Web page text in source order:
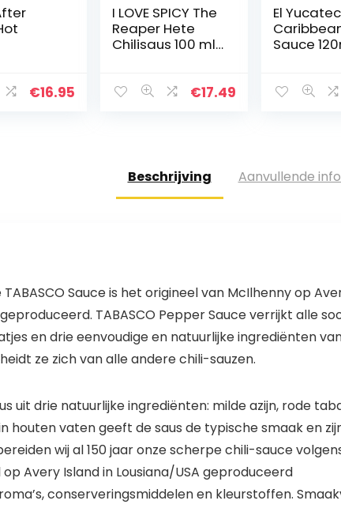
€16.95
I LOVE SPICY The
Reaper Hete
Chilisaus 100 ml,
SHU (Carolina
€17.49
El
Sauce
Beschrijving Aanvullende
Sauce is het origineel van McIlhenny op
TABASCO Pepper Sauce verrijkt alle
en drie eenvoudige en natuurlijke ingrediënten
ze zich van alle andere chili-sauzen.
uit drie natuurlijke ingrediënten: milde azijn, rode
houten vaten geeft de saus de typische smaak en
wij al 150 jaar onze scherpe chili-sauce
Avery Island in Lousiana/USA geproduceerd
conserveringsmiddelen en kleurstoffen.